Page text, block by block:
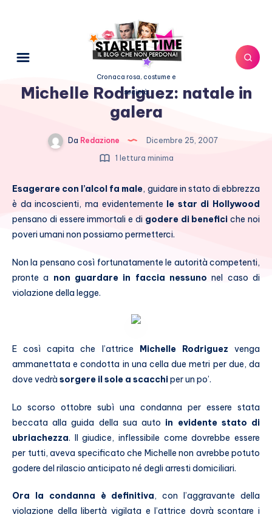
Cronaca rosa, costume e
società
Michelle Rodriguez: natale in
galera
Da Redazione
Dicembre 25, 2007
1 lettura minima
Esagerare con l’alcol fa male, guidare in stato di ebbrezza
è da incoscienti, ma evidentemente
le star di Hollywood
pensano di essere immortali e di godere di benefici che noi
poveri umani non possiamo permetterci.
Non la pensano così fortunatamente le autorità competenti,
pronte a non guardare in faccia nessuno nel caso di
violazione della legge.
E così capita che l’attrice Michelle Rodriguez venga
ammanettata e condotta in una cella due metri per due, da
dove vedrà sorgere il sole a scacchiper un po’.
Lo scorso ottobre subì una condanna per essere stata
beccata alla guida della sua auto in evidente stato di
ubriachezza. Il giudice, inflessibile come dovrebbe essere
per tutti, aveva specificato che Michelle non avrebbe potuto
godere del rilascio anticipato né degli arresti domiciliari.
Ora la condanna è definitiva, con l’aggravante della
violazione della libertà vigilata e l’attrice dovrà scontare i